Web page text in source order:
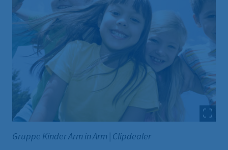
Gruppe Kinder Arm in Arm Clipdealer